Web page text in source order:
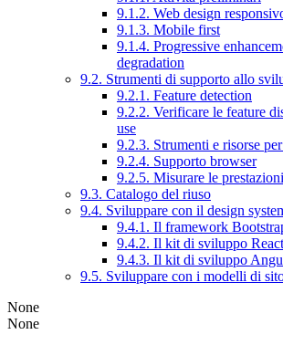
9.1.2. Web design
9.1.3. Mobile first
9.1.4. Progressive
degradation
9.2. Strumenti di supporto allo
9.2.1. Feature detection
9.2.2. Verificare le feature
use
9.2.3. Strumenti e risorse
9.2.4. Supporto browser
9.2.5. Misurare le prestazioni
9.3. Catalogo del riuso
9.4. Sviluppare con il design
9.4.1. Il framework
9.4.2. Il kit di sviluppo React
9.4.3. Il kit di sviluppo
9.5. Sviluppare con i modelli di
None
None